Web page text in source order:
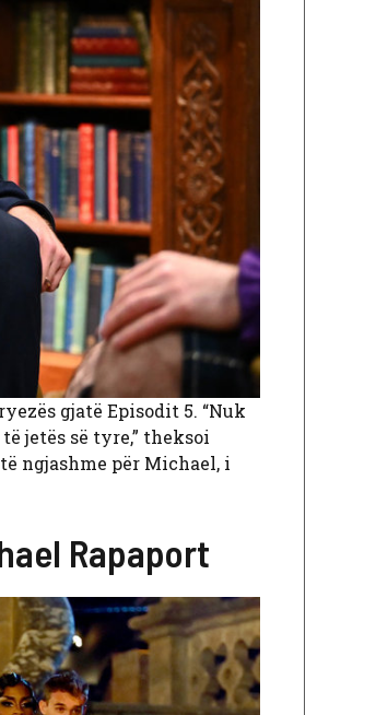
gjatë Episodit 5. “Nuk
jetës së tyre,” theksoi
ngjashme për Michael, i
Rapaport